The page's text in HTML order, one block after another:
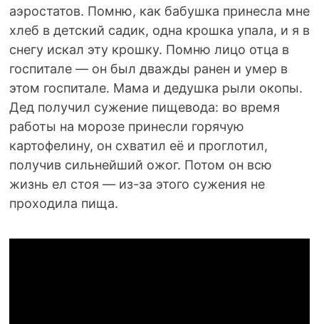
аэростатов. Помню, как бабушка принесла мне
хлеб в детский садик, одна крошка упала, и я в
снегу искал эту крошку. Помню лицо отца в
госпитале — он был дважды ранен и умер в
этом госпитале. Мама и дедушка рыли окопы.
Дед получил сужение пищевода: во время
работы на морозе принесли горячую
картофелину, он схватил её и проглотил,
получив сильнейший ожог. Потом он всю
жизнь ел стоя — из-за этого сужения не
проходила пища.